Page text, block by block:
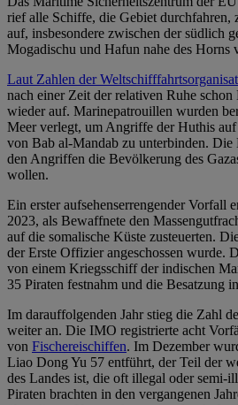
rief alle Schiffe, die Gebiet durchfahren,
auf, insbesondere zwischen der südlich
Mogadischu und Hafun nahe des Horns
Laut Zahlen der
nach einer Zeit der relativen Ruhe
wieder auf. Marinepatrouillen wurden
Meer verlegt, um Angriffe der Huthis
von Bab al-Mandab zu unterbinden.
den Angriffen die Bevölkerung des
wollen.
Ein erster aufsehenserrengender Vorfall
2023, als Bewaffnete den
auf die somalische Küste zusteuerten.
der Erste Offizier angeschossen wurde.
von einem Kriegsschiff der indischen
35 Piraten festnahm und die Besatzung
Im darauffolgenden Jahr stieg die Zahl
weiter an. Die IMO registrierte acht
von Fischereischiffen. Im Dezember
Liao Dong Yu 57 entführt, der Teil der
des Landes ist, die oft illegal oder semi-
Piraten brachten in den vergangenen